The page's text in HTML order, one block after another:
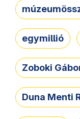
egymillió
Zoboki
Duna Menti